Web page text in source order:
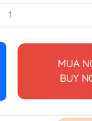
MUA
BUY